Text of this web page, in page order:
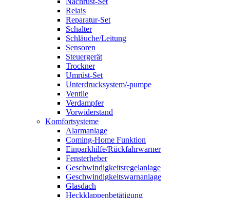
Relais
Reparatur-Set
Schalter
Schläuche/Leitung
Sensoren
Steuergerät
Trockner
Umrüst-Set
Unterdrucksystem/-pumpe
Ventile
Verdampfer
Vorwiderstand
Komfortsysteme
Alarmanlage
Coming-Home Funktion
Einparkhilfe/Rückfahrwarner
Fensterheber
Geschwindigkeitsregelanlage
Geschwindigkeitswarnanlage
Glasdach
Heckklappenbetätigung